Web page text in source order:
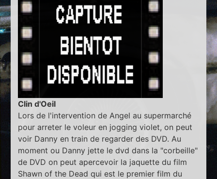
Clin d'Oeil
Lors de l'intervention de Angel au supermarché
pour arreter le voleur en jogging violet, on peut
voir Danny en train de regarder des DVD. Au
moment ou Danny jette le dvd dans la "corbeille"
de DVD on peut apercevoir la jaquette du film
Shawn of the Dead qui est le premier film du